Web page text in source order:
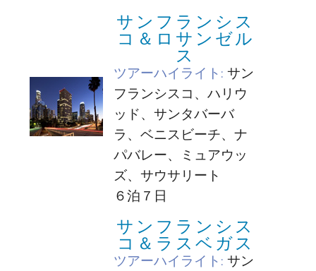
サンフランシス
コ＆ロサンゼル
ス
ツアーハイライト: サン
フランシスコ、ハリウ
ッド、サンタバーバ
ラ、ベニスビーチ、ナ
パバレー、ミュアウッ
ズ、サウサリート
６泊７日
サンフランシス
コ＆ラスベガス
ツアーハイライト: サン